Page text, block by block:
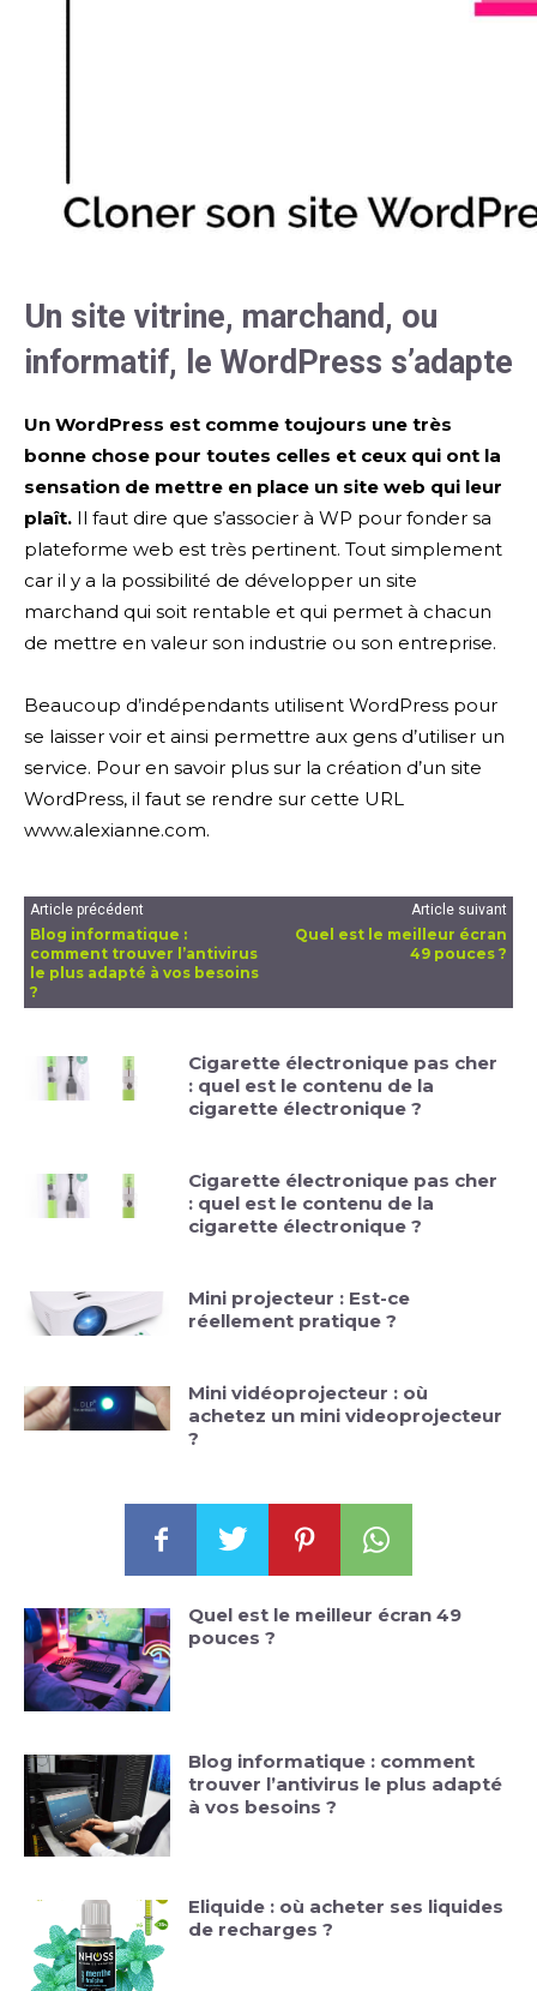
Un site vitrine, marchand, ou
informatif, le WordPress s’adapte
Un WordPress est comme toujours une très
bonne chose pour toutes celles et ceux qui ont la
sensation de mettre en place un site web qui leur
plaît. Il faut dire que s’associer à WP pour fonder sa
plateforme web est très pertinent. Tout simplement
car il y a la possibilité de développer un site
marchand qui soit rentable et qui permet à chacun
de mettre en valeur son industrie ou son entreprise.
Beaucoup d’indépendants utilisent WordPress pour
se laisser voir et ainsi permettre aux gens d’utiliser un
service. Pour en savoir plus sur la création d’un site
WordPress, il faut se rendre sur cette URL
www.alexianne.com.
Article précédent
Blog informatique :
comment trouver l’antivirus
le plus adapté à vos besoins
?
Article suivant
Quel est le meilleur écran
49 pouces ?
Cigarette électronique pas cher
: quel est le contenu de la
cigarette électronique ?
Cigarette électronique pas cher
: quel est le contenu de la
cigarette électronique ?
Mini projecteur : Est-ce
réellement pratique ?
Mini vidéoprojecteur : où
achetez un mini videoprojecteur
?
Quel est le meilleur écran 49
pouces ?
Blog informatique : comment
trouver l’antivirus le plus adapté
à vos besoins ?
Eliquide : où acheter ses liquides
de recharges ?